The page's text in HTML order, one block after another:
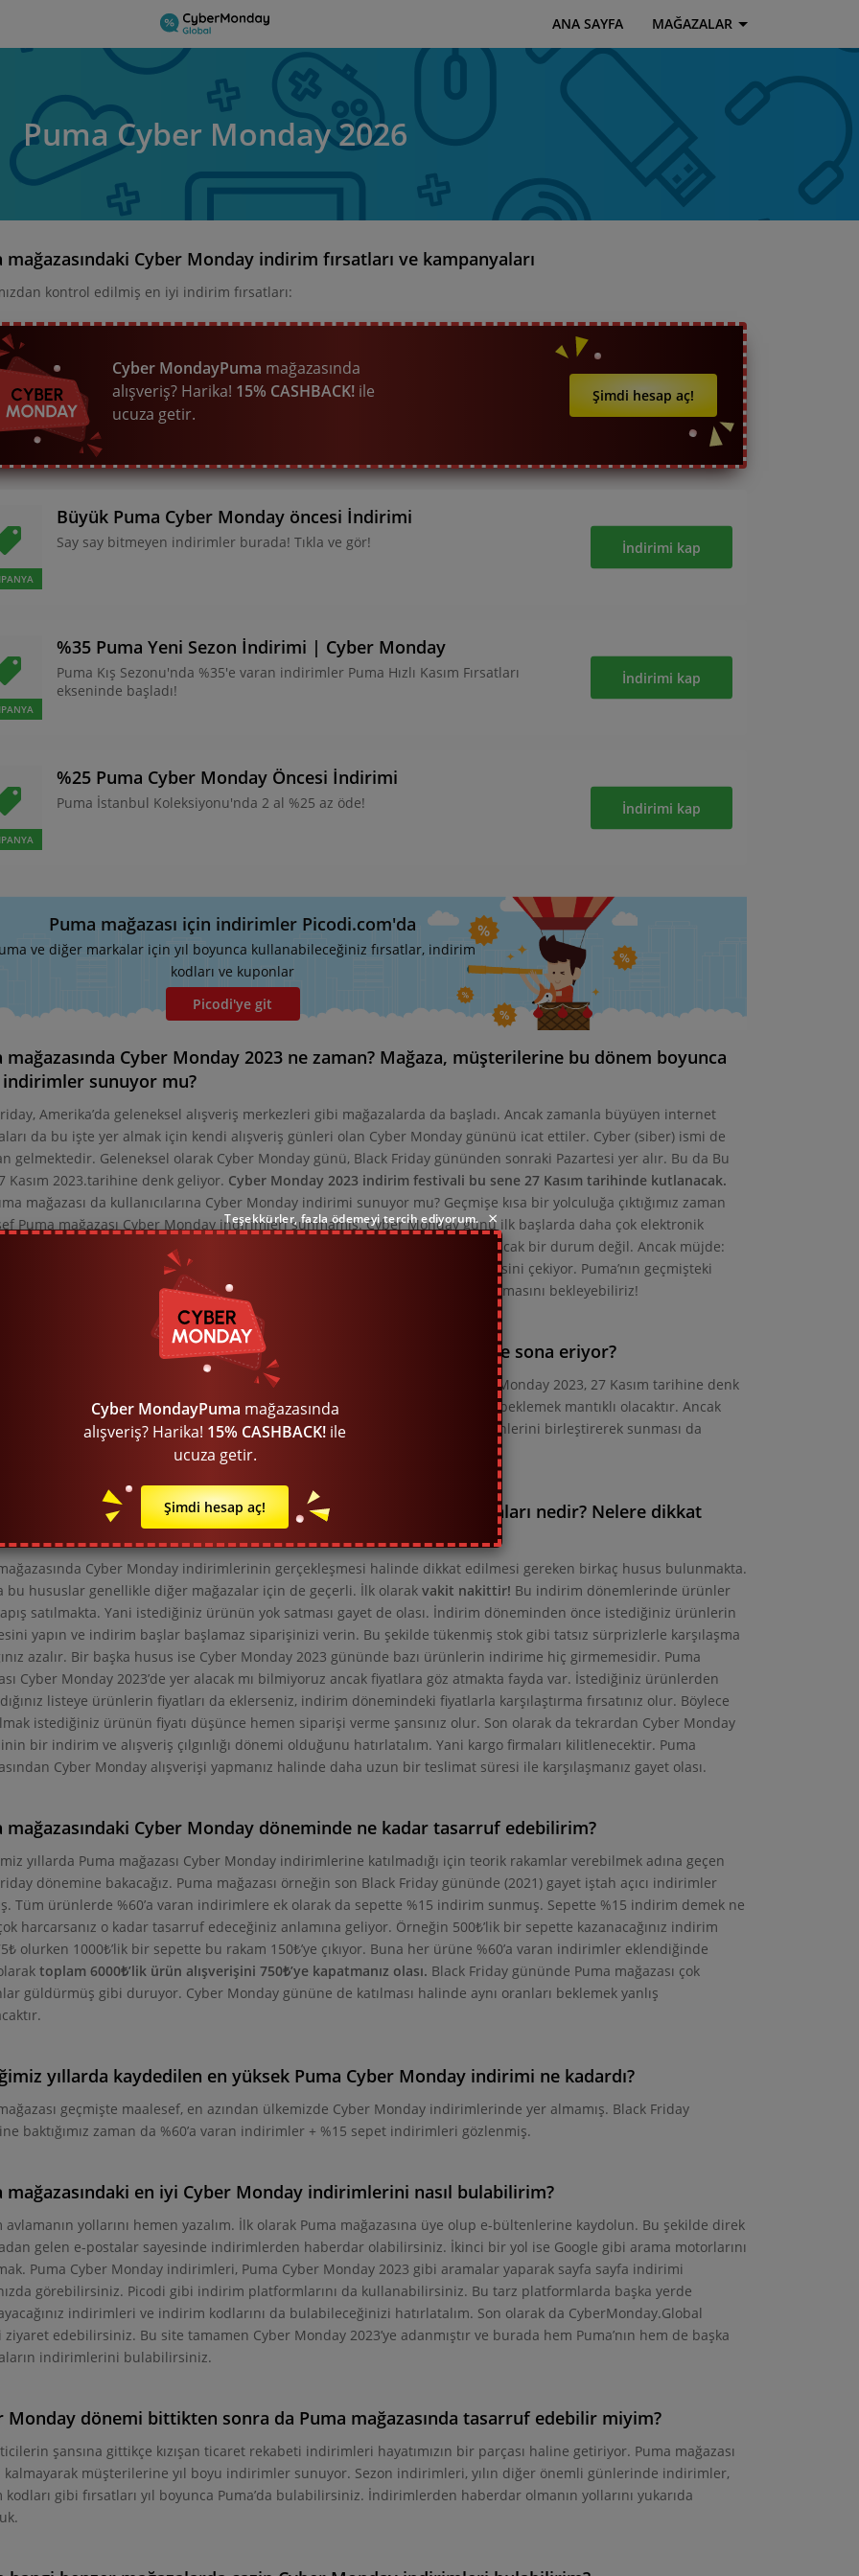
ANA SAYFA MAĞAZALAR
Puma Cyber Monday 2026
mağazasındaki Cyber Monday indirim fırsatları ve kampanyaları
kontrol edilmiş en iyi indirim fırsatları:
Cyber MondayPuma mağazasında
alışveriş? Harika! 15% CASHBACK! ile
ucuza getir.
Şimdi hesap aç!
Büyük Puma Cyber Monday öncesi İndirimi
Say say bitmeyen indirimler burada! Tıkla ve gör! İndirimi kap
%35 Puma Yeni Sezon İndirimi | Cyber Monday
Puma Kış Sezonu'nda %35'e varan indirimler Puma Hızlı Kasım Fırsatları
ekseninde başladı!
İndirimi kap
%25 Puma Cyber Monday Öncesi İndirimi
Puma İstanbul Koleksiyonu'nda 2 al %25 az öde! İndirimi kap
Puma mağazası için indirimler Picodi.com'da
ve diğer markalar için yıl boyunca kullanabileceğiniz fırsatlar, indirim
kodları ve kuponlar
Picodi'ye git
mağazasında Cyber Monday 2023 ne zaman? Mağaza, müşterilerine bu dönem boyunca
indirimler sunuyor mu?
Amerika’da geleneksel alışveriş merkezleri gibi mağazalarda da başladı. Ancak zamanla büyüyen internet
da bu işte yer almak için kendi alışveriş günleri olan Cyber Monday gününü icat ettiler. Cyber (siber) ismi de
gelmektedir. Geleneksel olarak Cyber Monday günü, Black Friday gününden sonraki Pazartesi yer alır. Bu da Bu
Kasım 2023.tarihine denk geliyor. Cyber Monday 2023 indirim festivali bu sene 27 Kasım tarihinde kutlanacak.
mağazası da kullanıcılarına Cyber Monday indirimi sunuyor mu? Geçmişe kısa bir yolculuğa çıktığımız zaman
Puma mağazası Cyber Monday indirimleri sunmamış. Cyber Monday günü ilk başlarda daha çok elektronik
satan internet mağazalarının günü olması dolayısıyla bu aslında çok ta şaşılacak bir durum değil. Ancak müjde:
Monday günleri her yıl daha da popülerlik kazanarak diğer mağazaların da ilgisini çekiyor. Puma’nın geçmişteki
indirimlerini de göz önünde bulundurarak Puma’nın bize bir sürpriz yapmasını bekleyebiliriz!
mağazasında Cyber Monday indirimleri ne zaman başlıyor ve sona eriyor?
Puma mağazası daha önce Cyber Monday indirimlerine katılmamış. Cyber Monday 2023, 27 Kasım tarihine denk
Puma mağazası bize bir sürpriz yapması halinde bu tarihte gerçekleşmesini beklemek mantıklı olacaktır. Ancak
Black Friday geçmişine baktığımız zaman Black Friday ile Cyber Monday günlerini birleştirerek sunması da
mağazasındaki Cyber Monday hakkında en önemli püf noktaları nedir? Nelere dikkat
Cyber Monday indirimlerinin gerçekleşmesi halinde dikkat edilmesi gereken birkaç husus bulunmakta.
bu hususlar genellikle diğer mağazalar için de geçerli. İlk olarak vakit nakittir! Bu indirim dönemlerinde ürünler
satılmakta. Yani istediğiniz ürünün yok satması gayet de olası. İndirim döneminden önce istediğiniz ürünlerin
yapın ve indirim başlar başlamaz siparişinizi verin. Bu şekilde tükenmiş stok gibi tatsız sürprizlerle karşılaşma
azalır. Bir başka husus ise Cyber Monday 2023 gününde bazı ürünlerin indirime hiç girmemesidir. Puma
Cyber Monday 2023’de yer alacak mı bilmiyoruz ancak fiyatlara göz atmakta fayda var. İstediğiniz ürünlerden
listeye ürünlerin fiyatları da eklerseniz, indirim dönemindeki fiyatlarla karşılaştırma fırsatınız olur. Böylece
istediğiniz ürünün fiyatı düşünce hemen siparişi verme şansınız olur. Son olarak da tekrardan Cyber Monday
bir indirim ve alışveriş çılgınlığı dönemi olduğunu hatırlatalım. Yani kargo firmaları kilitlenecektir. Puma
Cyber Monday alışverişi yapmanız halinde daha uzun bir teslimat süresi ile karşılaşmanız gayet olası.
mağazasındaki Cyber Monday döneminde ne kadar tasarruf edebilirim?
yıllarda Puma mağazası Cyber Monday indirimlerine katılmadığı için teorik rakamlar verebilmek adına geçen
dönemine bakacağız. Puma mağazası örneğin son Black Friday gününde (2021) gayet iştah açıcı indirimler
Tüm ürünlerde %60’a varan indirimlere ek olarak da sepette %15 indirim sunmuş. Sepette %15 indirim demek ne
harcarsanız o kadar tasarruf edeceğiniz anlamına geliyor. Örneğin 500₺’lik bir sepette kazanacağınız indirim
olurken 1000₺’lik bir sepette bu rakam 150₺’ye çıkıyor. Buna her ürüne %60’a varan indirimler eklendiğinde
toplam 6000₺’lik ürün alışverişini 750₺’ye kapatmanız olası. Black Friday gününde Puma mağazası çok
güldürmüş gibi duruyor. Cyber Monday gününe de katılması halinde aynı oranları beklemek yanlış
yıllarda kaydedilen en yüksek Puma Cyber Monday indirimi ne kadardı?
geçmişte maalesef, en azından ülkemizde Cyber Monday indirimlerinde yer almamış. Black Friday
baktığımız zaman da %60’a varan indirimler + %15 sepet indirimleri gözlenmiş.
mağazasındaki en iyi Cyber Monday indirimlerini nasıl bulabilirim?
yollarını hemen yazalım. İlk olarak Puma mağazasına üye olup e-bültenlerine kaydolun. Bu şekilde direk
gelen e-postalar sayesinde indirimlerden haberdar olabilirsiniz. İkinci bir yol ise Google gibi arama motorlarını
Puma Cyber Monday indirimleri, Puma Cyber Monday 2023 gibi aramalar yaparak sayfa sayfa indirimi
görebilirsiniz. Picodi gibi indirim platformlarını da kullanabilirsiniz. Bu tarz platformlarda başka yerde
indirimleri ve indirim kodlarını da bulabileceğinizi hatırlatalım. Son olarak da CyberMonday.Global
edebilirsiniz. Bu site tamamen Cyber Monday 2023’ye adanmıştır ve burada hem Puma’nın hem de başka
indirimlerini bulabilirsiniz.
Monday dönemi bittikten sonra da Puma mağazasında tasarruf edebilir miyim?
şansına gittikçe kızışan ticaret rekabeti indirimleri hayatımızın bir parçası haline getiriyor. Puma mağazası
kalmayarak müşterilerine yıl boyu indirimler sunuyor. Sezon indirimleri, yılın diğer önemli günlerinde indirimler,
gibi fırsatları yıl boyunca Puma’da bulabilirsiniz. İndirimlerden haberdar olmanın yollarını yukarıda
Teşekkürler, fazla ödemeyi tercih ediyorum. ×
Cyber MondayPuma mağazasında
alışveriş? Harika! 15% CASHBACK! ile
ucuza getir.
Şimdi hesap aç!